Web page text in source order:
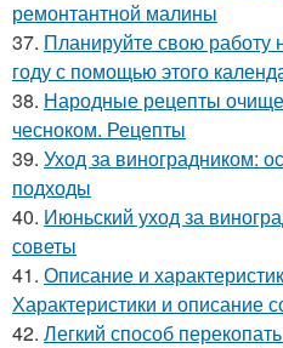
ремонтантной малины
37. Планируйте свою работу
году с помощью этого
38. Народные рецепты
чесноком. Рецепты
39. Уход за виноградником:
подходы
40. Июньский уход за
советы
41. Описание и
Характеристики и описание
42. Легкий способ